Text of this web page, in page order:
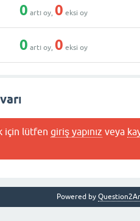
0 artı oy,0 eksi oy
0 artı oy,0 eksi oy
için lütfengiriş yapınız veya
Powered by